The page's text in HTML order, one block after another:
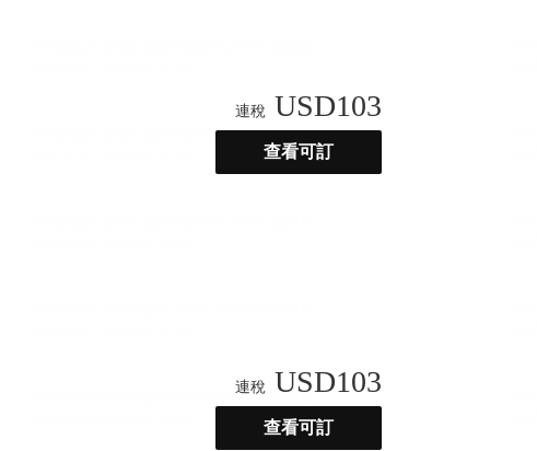
連稅 USD103
查看可訂
連稅 USD103
查看可訂